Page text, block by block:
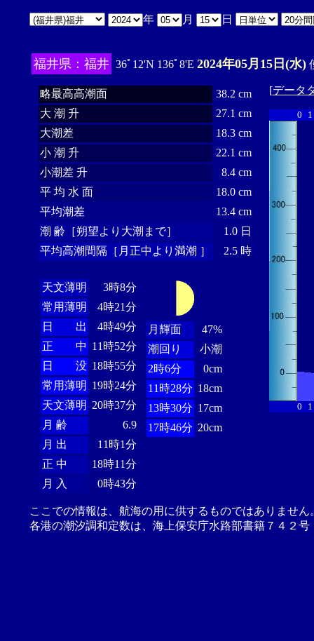
年 月 日
福井県：福井 36ﾟ12'N 136ﾟ8'E 2024年05月15日(水)
略最高高潮面
38.2 cm
大 潮 升
27.1 cm
大潮差
18.3 cm
小 潮 升
22.1 cm
小潮差 升
8.4 cm
平 均 水 面
18.0 cm
平均潮差
13.4 cm
潮 齢［朔望より大潮まで］
1.0 日
平均高潮間隔［月正中より満潮 ］
2.5 時
天文薄明
3時8分
常用薄明
4時21分
日 出
4時49分
正 中 11時52分
日 没 18時55分
常用薄明 19時24分
天文薄明 20時37分
月 齢
6.9
月 出
11時1分
正 中
18時11分
月 入
0時43分
月輝面
47%
潮回り
小潮
2時6分
0cm
11時28分 18cm
13時30分 17cm
17時46分 20cm
[データ
0 1
0 1
ここでの情報は、航海の用に供するものではありませ
各港の潮汐調和定数は、海上保安庁水路部書籍７４２